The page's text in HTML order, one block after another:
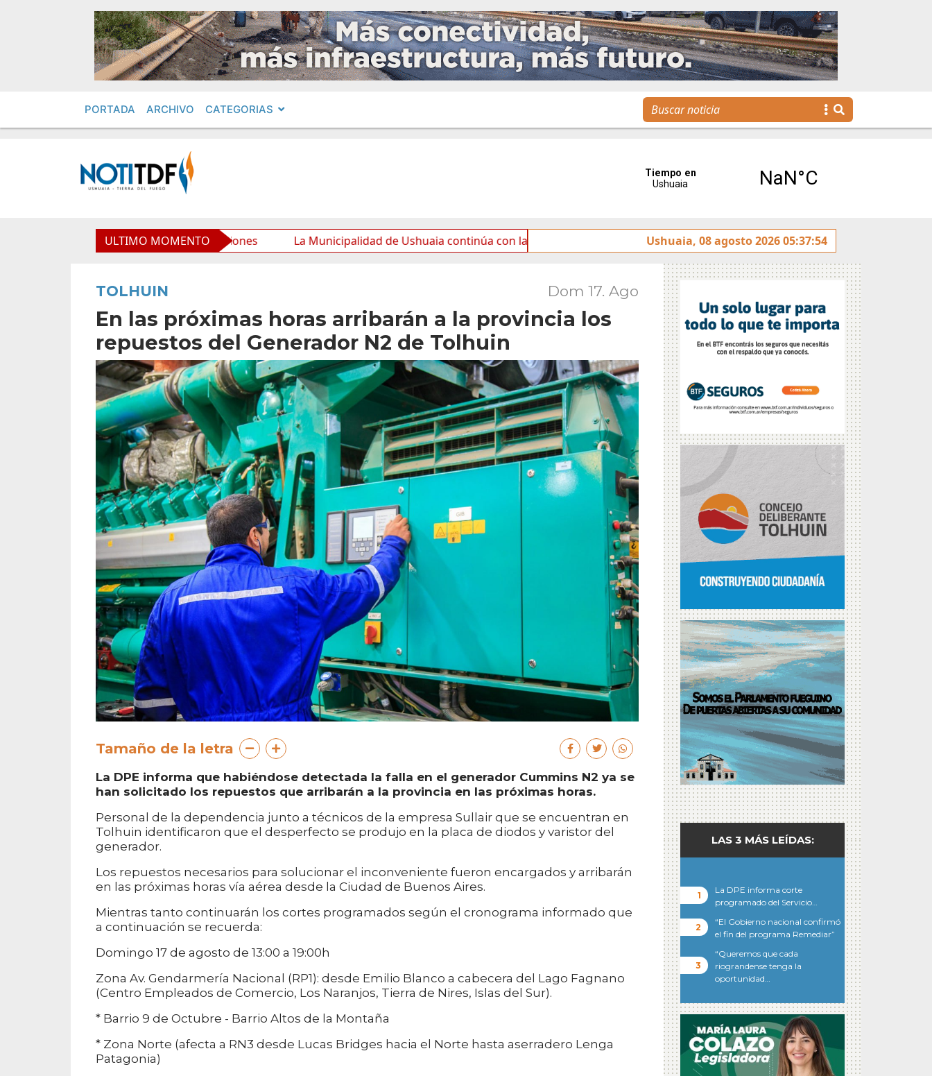
PORTADA ARCHIVO CATEGORIAS
ULTIMO MOMENTO
Municipal y mejora sus prestaciones La Municipalidad de Ushuaia continúa con las tareas de mantenimiento y rotulado sobre la avenida Héroes de Malvinas
Ushuaia, 08 agosto 2026 05:37:54
TOLHUIN Dom 17. Ago
En las próximas horas arribarán a la provincia los
repuestos del Generador N2 de Tolhuin
Tamaño de la letra
La DPE informa que habiéndose detectada la falla en el generador Cummins N2 ya se
han solicitado los repuestos que arribarán a la provincia en las próximas horas.
Personal de la dependencia junto a técnicos de la empresa Sullair que se encuentran en
Tolhuin identificaron que el desperfecto se produjo en la placa de diodos y varistor del
generador.
Los repuestos necesarios para solucionar el inconveniente fueron encargados y arribarán
en las próximas horas vía aérea desde la Ciudad de Buenos Aires.
Mientras tanto continuarán los cortes programados según el cronograma informado que
a continuación se recuerda:
Domingo 17 de agosto de 13:00 a 19:00h
Zona Av. Gendarmería Nacional (RP1): desde Emilio Blanco a cabecera del Lago Fagnano
(Centro Empleados de Comercio, Los Naranjos, Tierra de Nires, Islas del Sur).
* Barrio 9 de Octubre - Barrio Altos de la Montaña
* Zona Norte (afecta a RN3 desde Lucas Bridges hacia el Norte hasta aserradero Lenga
Patagonia)
LAS 3 MÁS LEÍDAS:
La DPE informa corte
programado del Servicio…
“El Gobierno nacional confirmó
el fin del programa Remediar”
“Queremos que cada
riograndense tenga la
oportunidad…